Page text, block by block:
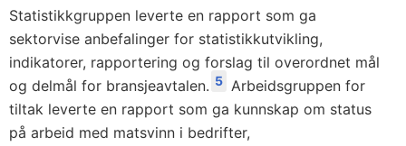
Statistikkgruppen leverte en rapport som ga
sektorvise anbefalinger for statistikkutvikling,
indikatorer, rapportering og forslag til overordnet mål
og delmål for bransjeavtalen. 5 Arbeidsgruppen for
tiltak leverte en rapport som ga kunnskap om status
på arbeid med matsvinn i bedrifter,